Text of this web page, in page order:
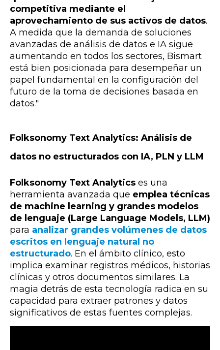
competitiva mediante el
aprovechamiento de sus activos de datos.
A medida que la demanda de soluciones
avanzadas de análisis de datos e IA sigue
aumentando en todos los sectores, Bismart
está bien posicionada para desempeñar un
papel fundamental en la configuración del
futuro de la toma de decisiones basada en
datos."
Folksonomy Text Analytics: Análisis de
datos no estructurados con IA, PLN y LLM
Folksonomy Text Analytics es una
herramienta avanzada que emplea técnicas
de machine learning y grandes modelos
de lenguaje (Large Language Models, LLM)
para analizar grandes volúmenes de datos
escritos en lenguaje natural no
estructurado. En el ámbito clínico, esto
implica examinar registros médicos, historias
clínicas y otros documentos similares. La
magia detrás de esta tecnología radica en su
capacidad para extraer patrones y datos
significativos de estas fuentes complejas.